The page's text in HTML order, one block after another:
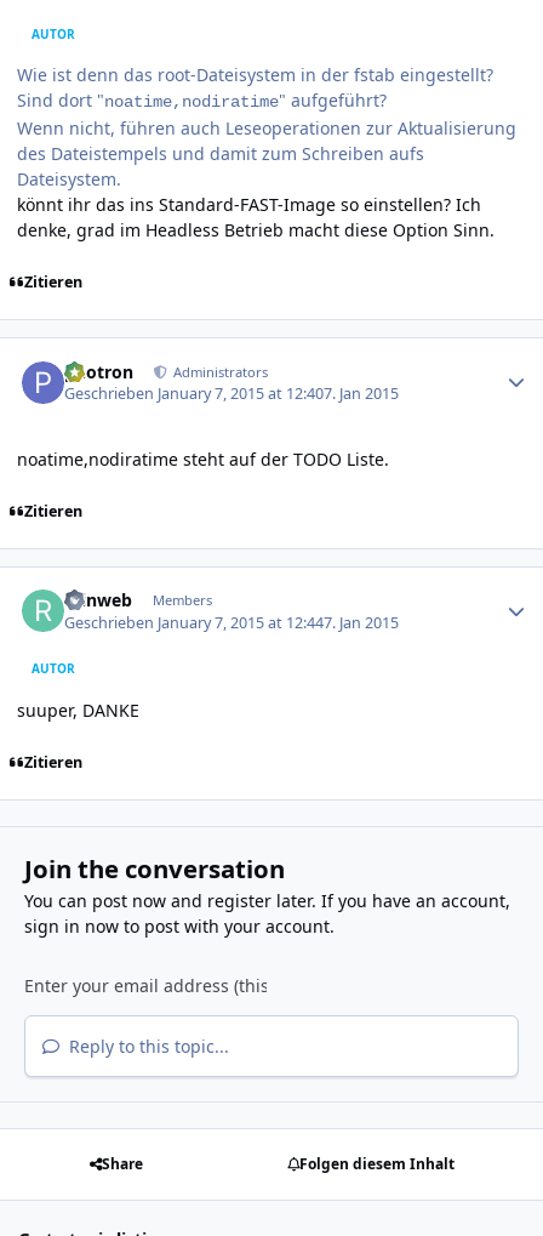
AUTOR
Wie ist denn das root-Dateisystem in der fstab eingestellt?
Sind dort "noatime,nodiratime" aufgeführt?
Wenn nicht, führen auch Leseoperationen zur Aktualisierung
des Dateistempels und damit zum Schreiben aufs
Dateisystem.
könnt ihr das ins Standard-FAST-Image so einstellen? Ich
denke, grad im Headless Betrieb macht diese Option Sinn.
Zitieren
photron Administrators
Geschrieben January 7, 2015 at 12:407. Jan 2015
noatime,nodiratime steht auf der TODO Liste.
Zitieren
reinweb Members
Geschrieben January 7, 2015 at 12:447. Jan 2015
AUTOR
suuper, DANKE
Zitieren
Join the conversation
You can post now and register later. If you have an account,
sign in nowto post with your account.
Reply to this topic...
Share Folgen diesem Inhalt